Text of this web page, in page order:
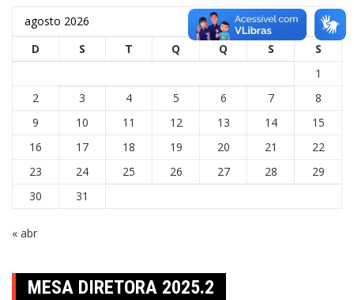
agosto 2026
D
S T Q Q S
S
1
2
3 4 5 6 7
8
9
10 11 12 13 14
15
16
17 18 19 20 21
22
23
24 25 26 27 28
29
30
31
« abr
MESA DIRETORA 2025.2